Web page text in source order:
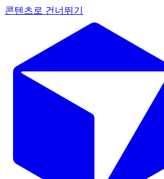
콘텐츠로 건너뛰기